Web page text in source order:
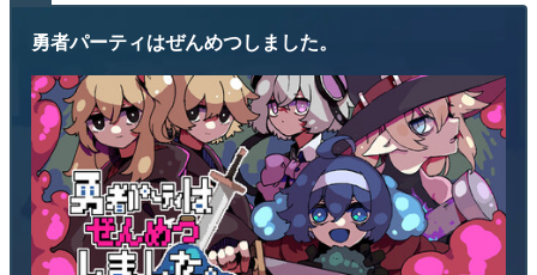
勇者パーティはぜんめつしました。